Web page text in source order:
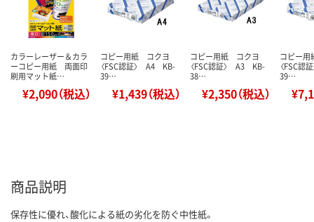
カラーレーザー＆カラ
ーコピー用紙 両面印
刷用マット紙…
¥2,090（税込）
コピー用紙 コクヨ
〈FSC認証〉 A4 KB-
39…
¥1,439（税込）
コピー用紙 コクヨ
〈FSC認証〉 A3 KB-
38…
¥2,350（税込）
コピー
〈FSC
39…
商品説明
保存性に優れ、酸化による紙の劣化を防ぐ中性紙。